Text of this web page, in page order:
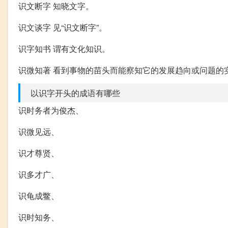
识文断字 知晓文字。
识文谈字 见“识文断字”。
识字知书 谓有文化知识。
识微知著 看到事物的苗头而能察知它的发展趋向或问题的
以识字开头的成语有哪些
识时务者为俊杰、
识微见远、
识才尊贤、
识多才广、
识龟成鳖、
识时知务、